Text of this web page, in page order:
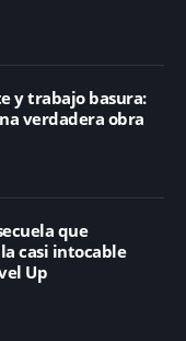
y trabajo basura:
verdadera obra
que
casi intocable
Up